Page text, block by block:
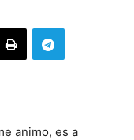
animo, es a